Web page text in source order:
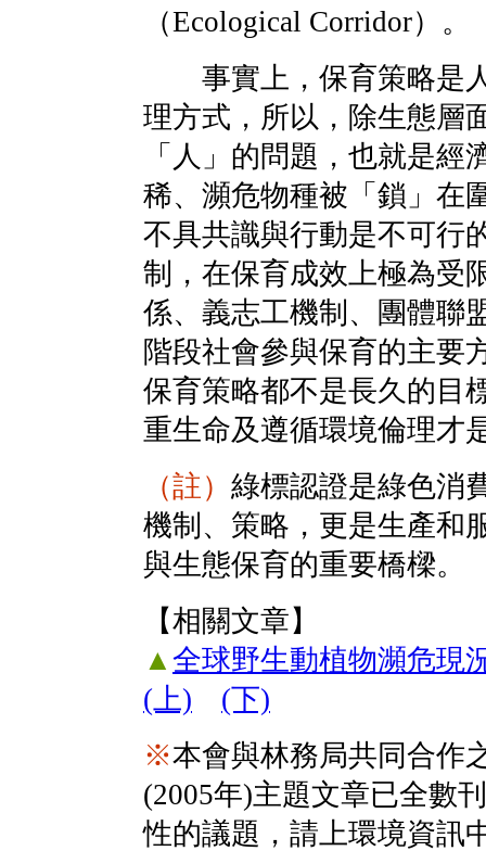
（Ecological Corridor）。
事實上，保育策略是人
理方式，所以，除生態層
「人」的問題，也就是
稀、瀕危物種被「鎖」在
不具共識與行動是不可行
制，在保育成效上極為受
係、義志工機制、團體聯
階段社會參與保育的主要
保育策略都不是長久的目
重生命及遵循環境倫理才
（註） 綠標認證是綠色消
機制、策略，更是生產和
與生態保育的重要橋樑。
【相關文章】
▲ 全球野生動植物瀕危現
(上)
(下)
※本會與林務局共同合作
(2005年)主題文章已全數
性的議題，請上環境資訊